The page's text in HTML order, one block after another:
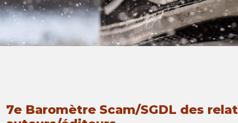
7e Baromètre Scam/SGDL des